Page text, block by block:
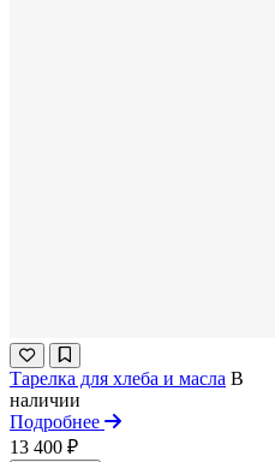
Тарелка для хлеба и масла В
наличии
Подробнее
13 400 ₽